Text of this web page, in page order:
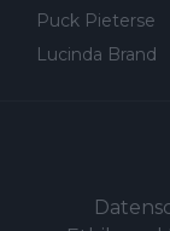
Puck Pieterse
Lucinda Brand